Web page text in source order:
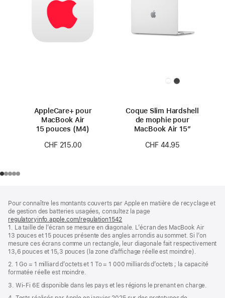
AppleCare+ pour
MacBook Air
15 pouces (M4)
CHF 215.00
Coque Slim Hardshell
de mophie pour
MacBook Air 15″
CHF 44.95
de
page
de
bas
de
page
Pour connaître les montants couverts par Apple en matière de recyclage et
de gestion des batteries usagées, consultez la page
regulatoryinfo.apple.com/regulation1542
dans
une
nouvelle
fenêtre)
1. La taille de l’écran se mesure en diagonale. L’écran des MacBook Air
13 pouces et 15 pouces présente des angles arrondis au sommet. Si l’on
mesure ces écrans comme un rectangle, leur diagonale fait respectivement
13,6 pouces et 15,3 pouces (la zone d’affichage réelle est moindre).
2. 1 Go = 1 milliard d’octets et 1 To = 1 000 milliards d’octets ; la capacité
formatée réelle est moindre.
3. Wi-Fi 6E disponible dans les pays et les régions le prenant en charge.